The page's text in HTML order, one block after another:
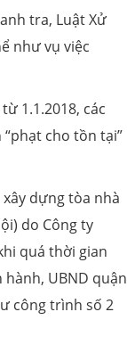
tra, Luật Xử
như vụ việc
1.1.2018, các
cho tồn tại”
dựng tòa nhà
do Công ty
quá thời gian
UBND quận
công trình số 2